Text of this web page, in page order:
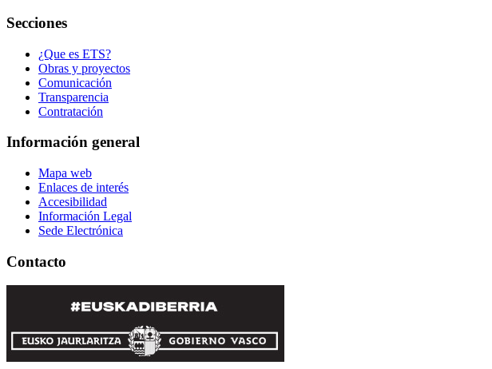
Secciones
¿Que es ETS?
Obras y proyectos
Comunicación
Transparencia
Contratación
Información general
Mapa web
Enlaces de interés
Accesibilidad
Información Legal
Sede Electrónica
Contacto